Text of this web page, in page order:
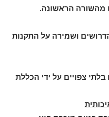
מהשורה הראשונה.
ושמירה על התקנות
בלתי צפויים על ידי הכללת